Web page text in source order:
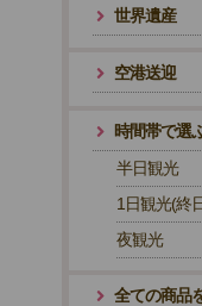
世界遺産
空港送迎
時間帯で選
半日観光
1日観光(終
夜観光
全ての商品